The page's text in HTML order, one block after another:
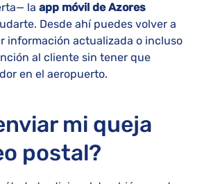
la app móvil de Azores
Desde ahí puedes volver a
información actualizada o incluso
al cliente sin tener que
en el aeropuerto.
mi queja
postal?